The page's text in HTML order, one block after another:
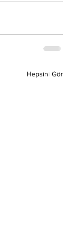
Hepsini Gör